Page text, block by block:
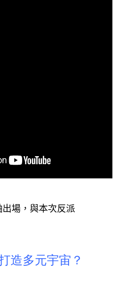
場，與本次反派
造多元宇宙？